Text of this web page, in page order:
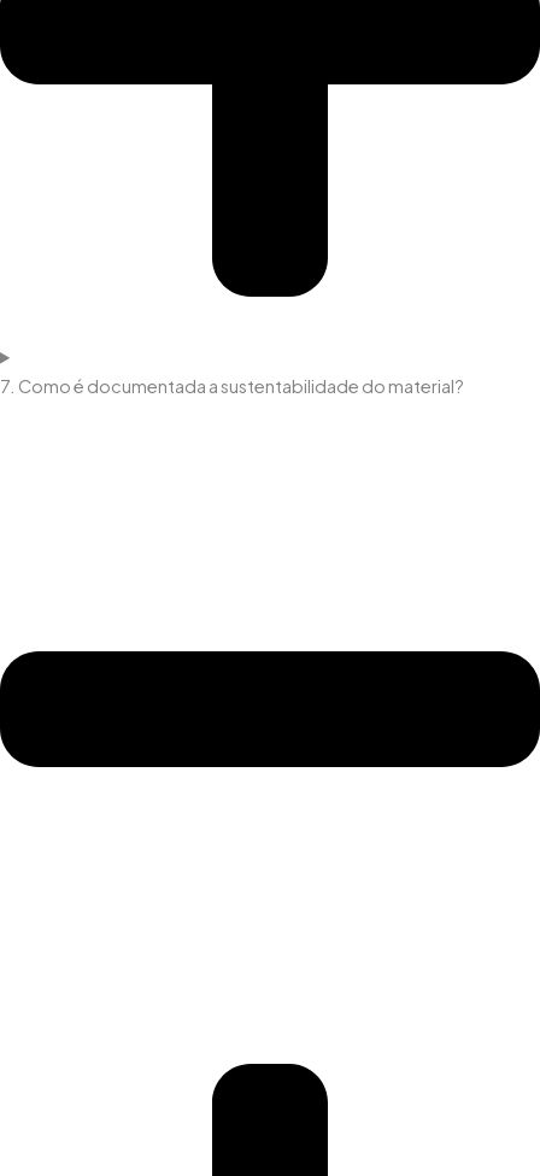
7. Como é documentada a sustentabilidade do material?